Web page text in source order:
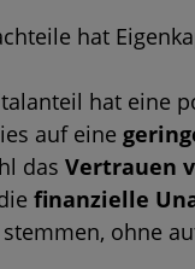
hat
hat eine
auf eine
das Vertrauen
finanzielle
ohne